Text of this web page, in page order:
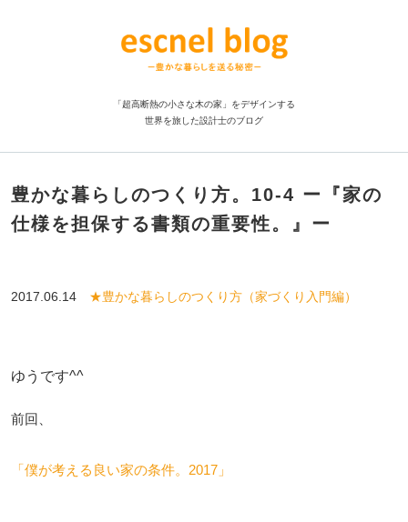
「超高断熱の小さな木の家」をデザインする
世界を旅した設計士のブログ
豊かな暮らしのつくり方。10-4 ー『家の
仕様を担保する書類の重要性。』ー
2017.06.14 ★豊かな暮らしのつくり方（家づくり入門編）
ゆうです^^
前回、
「僕が考える良い家の条件。2017」